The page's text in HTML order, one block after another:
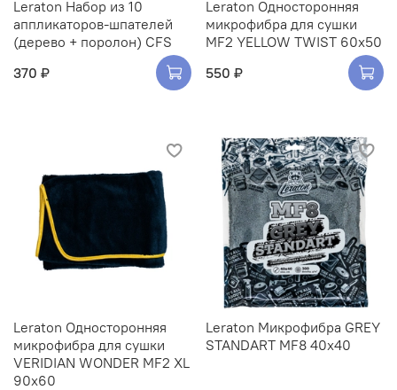
Leraton Набор из 10
аппликаторов-шпателей
(дерево + поролон) CFS
370 ₽
Leraton Односторонняя
микрофибра для сушки
MF2 YELLOW TWIST 60x50
550 ₽
Leraton Односторонняя
микрофибра для сушки
VERIDIAN WONDER MF2 XL
90x60
Leraton Микрофибра GREY
STANDART MF8 40x40